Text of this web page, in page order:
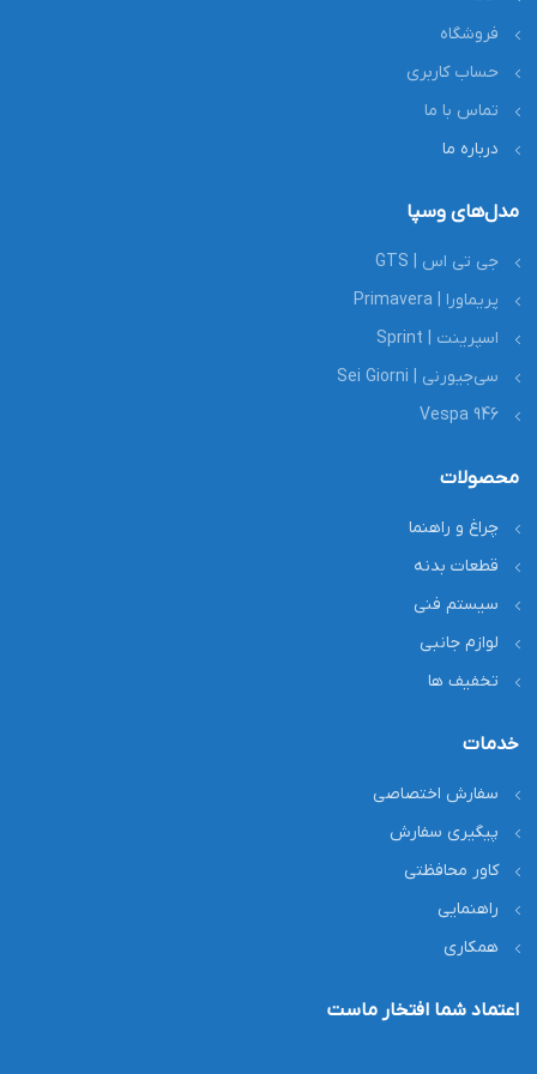
فروشگاه
حساب کاربری
تماس با ما
درباره ما
مدل‌های وسپا
جی تی اس | GTS
پریماورا | Primavera
اسپرینت | Sprint
سی‌جیورنی | Sei Giorni
Vespa 946
محصولات
چراغ و راهنما
قطعات بدنه
سیستم فنی
لوازم جانبی
تخفیف ها
خدمات
سفارش اختصاصی
پیگیری سفارش
کاور محافظتی
راهنمایی
همکاری
اعتماد شما افتخار ماست